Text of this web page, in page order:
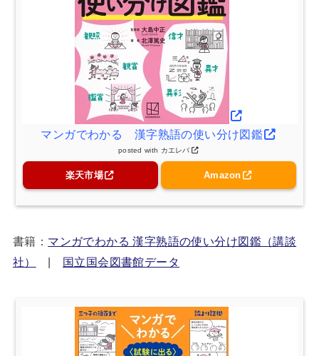
マンガでわかる 漢字熟語の使い分け図鑑
posted with カエレバ
楽天市場 Amazon
書籍： マンガでわかる 漢字熟語の使い分け図鑑（講談
社）
| 国立国会図書館データ